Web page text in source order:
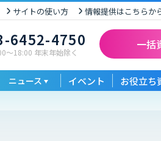
サイトの使い方 情報提供はこちらか
6452-4750
〜18:00 年末年始除く
一括
ニュース イベント お役立ち